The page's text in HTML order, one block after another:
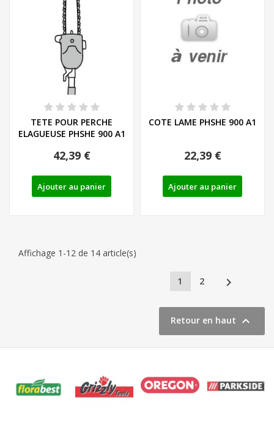
TETE POUR PERCHE
ELAGUEUSE PHSHE 900 A1
42,39 €
Ajouter au panier
COTE LAME PHSHE 900 A1
22,39 €
Ajouter au panier
Affichage 1-12 de 14 article(s)
1 2 
Retour en haut 